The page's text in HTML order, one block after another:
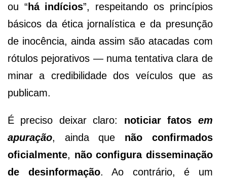
ou “ há indícios”, respeitando os princípios
básicos da ética jornalística e da presunção
de inocência, ainda assim são atacadas com
rótulos pejorativos — numa tentativa clara de
minar a credibilidade dos veículos que as
publicam.
É preciso deixar claro: noticiar fatos em
apuração, ainda que não confirmados
oficialmente, não configura disseminação
de desinformação. Ao contrário, é um